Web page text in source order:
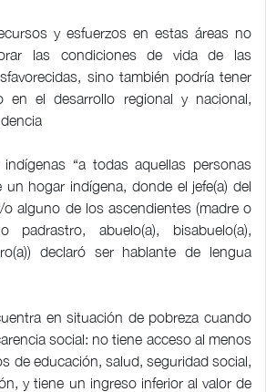
y esfuerzos en estas áreas no
las condiciones de vida de las
sino también podría tener
en el desarrollo regional y nacional,
“a todas aquellas personas
hogar indígena, donde el jefe(a) del
alguno de los ascendientes (madre o
padrastro, abuelo(a), bisabuelo(a),
declaró ser hablante de lengua
en situación de pobreza cuando
social: no tiene acceso al menos
de educación, salud, seguridad social,
y tiene un ingreso inferior al valor de